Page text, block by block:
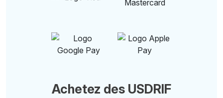
Achetez des USDRIF